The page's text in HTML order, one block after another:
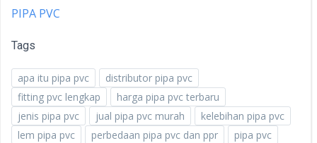
PIPA PVC
Tags
apa itu pipa pvc
distributor pipa pvc
fitting pvc lengkap
harga pipa pvc terbaru
jenis pipa pvc
jual pipa pvc murah
kelebihan pipa pvc
lem pipa pvc
perbedaan pipa pvc dan ppr
pipa pvc